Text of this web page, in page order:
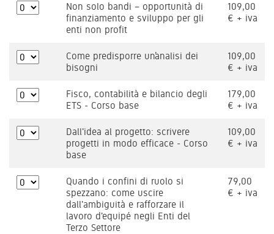
Non solo bandi – opportunità di
finanziamento e sviluppo per gli
enti non profit
109,00
€ + iva
Come predisporre un’analisi dei
bisogni
109,00
€ + iva
Fisco, contabilità e bilancio degli
ETS - Corso base
179,00
€ + iva
Dall'idea al progetto: scrivere
progetti in modo efficace - Corso
base
109,00
€ + iva
Quando i confini di ruolo si
spezzano: come uscire
dall'ambiguità e rafforzare il
lavoro d'equipé negli Enti del
Terzo Settore
79,00
€ + iva